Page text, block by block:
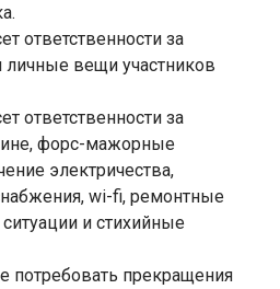
ответственности за
личные вещи участников
ответственности за
форс-мажорные
электричества,
wi-fi, ремонтные
и стихийные
потребовать прекращения